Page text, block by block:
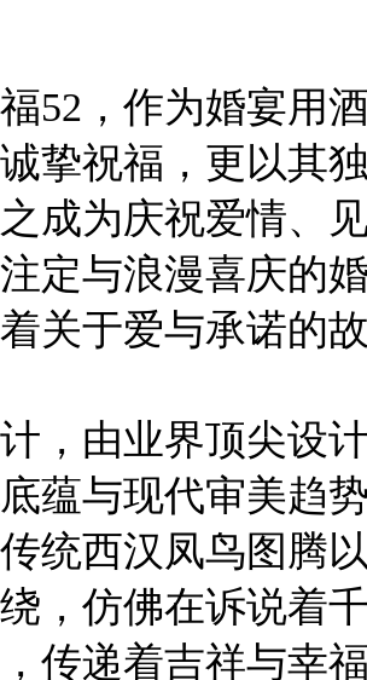
52，作为婚宴用
挚祝福，更以其
成为庆祝爱情、
定与浪漫喜庆的
关于爱与承诺的
，由业界顶尖设
蕴与现代审美趋
统西汉凤鸟图腾
，仿佛在诉说着
传递着吉祥与幸